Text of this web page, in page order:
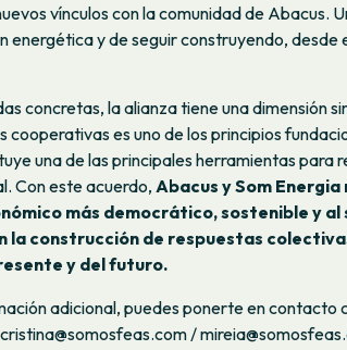
vínculos con la comunidad de Abacus.
energética y de seguir construyendo, desde
concretas, la alianza tiene una dimensión
cooperativas es uno de los principios
una de las principales herramientas para
Con este acuerdo, Abacus y Som
más democrático, sostenible y al
la construcción de respuestas
y del futuro.
adicional, puedes ponerte en contacto
/